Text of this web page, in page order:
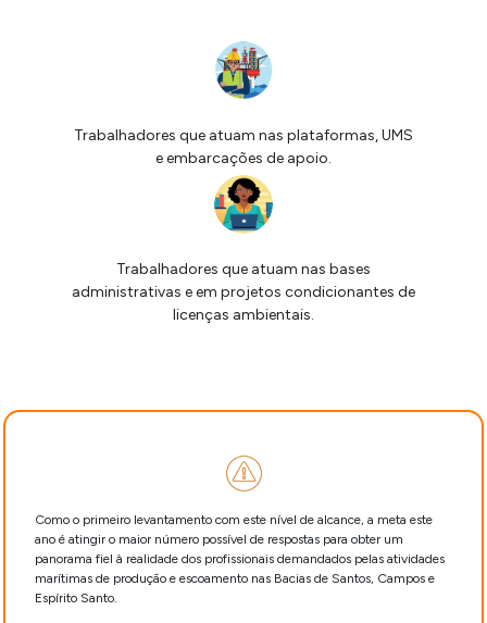
Trabalhadores que atuam nas plataformas, UMS
e embarcações de apoio.
Trabalhadores que atuam nas bases
administrativas e em projetos condicionantes de
licenças ambientais.
Como o primeiro levantamento com este nível de alcance, a meta este
ano é atingir o maior número possível de respostas para obter um
panorama fiel à realidade dos profissionais demandados pelas atividades
marítimas de produção e escoamento nas Bacias de Santos, Campos e
Espírito Santo.